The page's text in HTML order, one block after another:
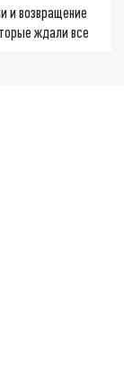
и возвращение
ждали все